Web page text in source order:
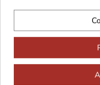
De 10 à 34 colis :